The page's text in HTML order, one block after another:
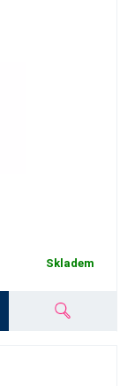
Skladem